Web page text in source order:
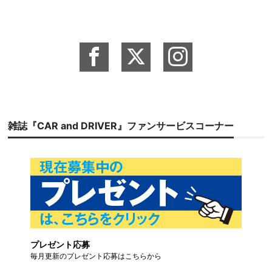
雑誌『CAR and DRIVER』ファンサービスコーナー
プレゼント応募
毎月更新のプレゼント応募はこちらから